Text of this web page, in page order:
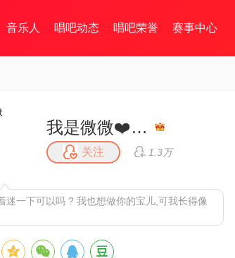
音乐人 唱吧动态 唱吧荣誉 赛事中心
我是微微❤️💚💛
关注 1.3万
迷一下可以吗 ? 我也想做你的宝儿,可我长得像